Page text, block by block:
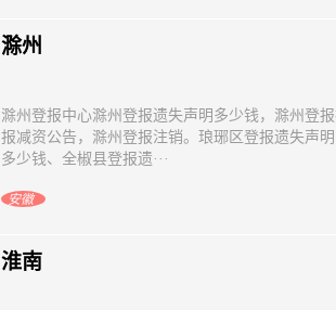
滁州
滁州登报中心滁州登报遗失声明多少钱，滁州登
报减资公告，滁州登报注销。琅琊区登报遗失声
多少钱、全椒县登报遗···
安徽
淮南